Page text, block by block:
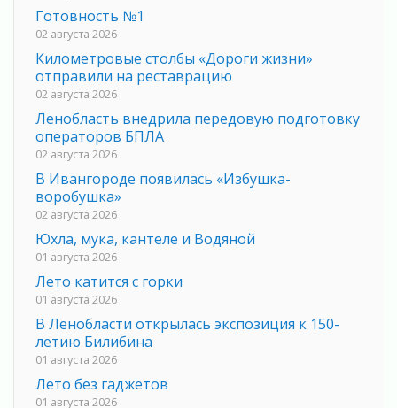
Готовность №1
02 августа 2026
Километровые столбы «Дороги жизни»
отправили на реставрацию
02 августа 2026
Ленобласть внедрила передовую подготовку
операторов БПЛА
02 августа 2026
В Ивангороде появилась «Избушка-
воробушка»
02 августа 2026
Юхла, мука, кантеле и Водяной
01 августа 2026
Лето катится с горки
01 августа 2026
В Ленобласти открылась экспозиция к 150-
летию Билибина
01 августа 2026
Лето без гаджетов
01 августа 2026